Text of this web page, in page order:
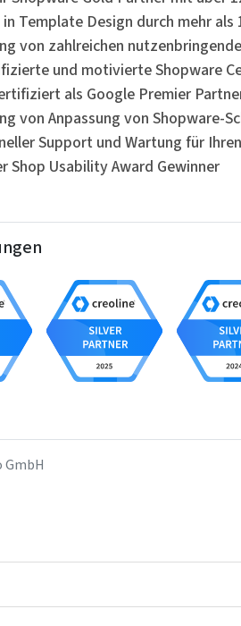
Template Design durch mehr
von zahlreichen
und motivierte Shopware
als Google Premier
von Anpassung von Shopware-
Support und Wartung für
Shop Usability Award Gewinner